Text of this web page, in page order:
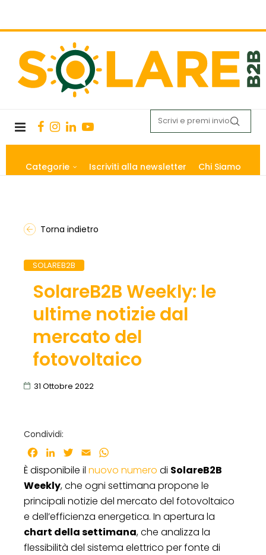
Categorie Iscriviti alla newsletter Chi Siamo
Torna indietro
SOLAREB2B
SolareB2B Weekly: le
ultime notizie dal
mercato del
fotovoltaico
31 Ottobre 2022
Condividi:
Facebook
LinkedInTwitter
Email
È disponibile il nuovo numero di SolareB2B
Weekly, che ogni settimana propone le
principali notizie del mercato del fotovoltaico
e dell’efficienza energetica. In apertura la
chart della settimana, che analizza la
flessibilità del sistema elettrico per fonte di